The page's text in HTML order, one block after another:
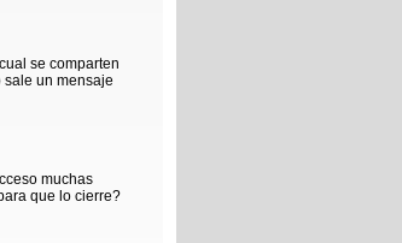
se comparten
un mensaje
muchas
que lo cierre?